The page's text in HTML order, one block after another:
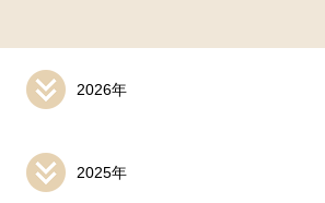
2026年
2025年